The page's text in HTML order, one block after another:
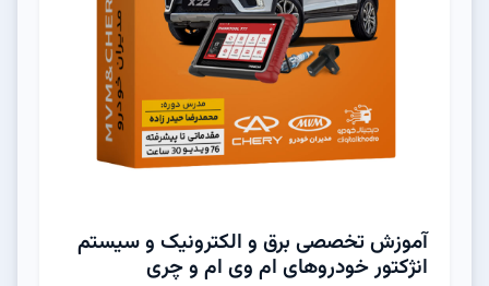
آموزش تخصصی برق و الکترونیک و سیستم
انژکتور خودروهای ام وی ام و چری